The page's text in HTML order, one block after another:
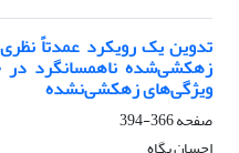
تدوین یک رویکرد عمدتاً
زهکشی‌شده ناهمسانگرد در
ویژگی‌های زهکشی‌نشده
صفحه366-394